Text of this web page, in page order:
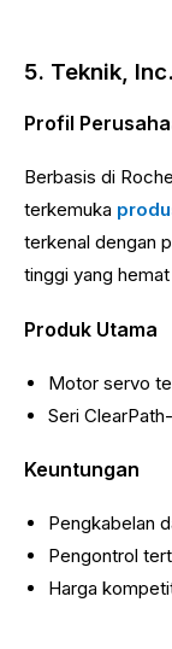
5. Teknik, Inc.
Profil
Berbasis di
terkemuka
terkenal dengan
tinggi yang
Produk Utama
Motor servo
Seri
Keuntungan
Pengkabelan
Pengontrol
Harga